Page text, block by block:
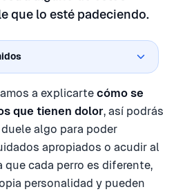
que lo esté padeciendo.
a explicarte cómo se
que tienen dolor, así podrás
algo para poder
apropiados o acudir al
que cada perro es diferente,
personalidad y pueden